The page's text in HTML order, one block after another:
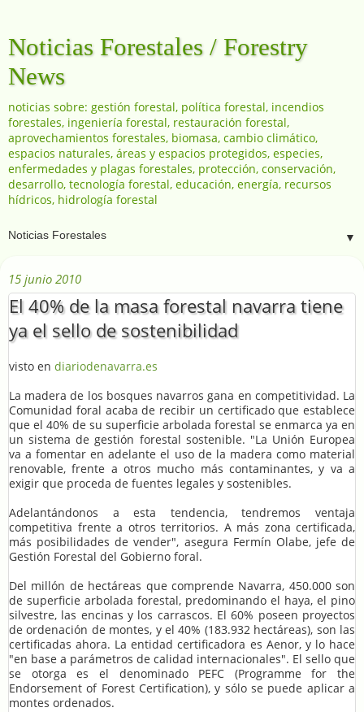
Noticias Forestales / Forestry
News
noticias sobre: gestión forestal, política forestal, incendios
forestales, ingeniería forestal, restauración forestal,
aprovechamientos forestales, biomasa, cambio climático,
espacios naturales, áreas y espacios protegidos, especies,
enfermedades y plagas forestales, protección, conservación,
desarrollo, tecnología forestal, educación, energía, recursos
hídricos, hidrología forestal
▼
15 junio 2010
El 40% de la masa forestal navarra tiene
ya el sello de sostenibilidad
visto en diariodenavarra.es
La madera de los bosques navarros gana en competitividad. La
Comunidad foral acaba de recibir un certificado que establece
que el 40% de su superficie arbolada forestal se enmarca ya en
un sistema de gestión forestal sostenible. "La Unión Europea
va a fomentar en adelante el uso de la madera como material
renovable, frente a otros mucho más contaminantes, y va a
exigir que proceda de fuentes legales y sostenibles.
Adelantándonos a esta tendencia, tendremos ventaja
competitiva frente a otros territorios. A más zona certificada,
más posibilidades de vender", asegura Fermín Olabe, jefe de
Gestión Forestal del Gobierno foral.
Del millón de hectáreas que comprende Navarra, 450.000 son
de superficie arbolada forestal, predominando el haya, el pino
silvestre, las encinas y los carrascos. El 60% poseen proyectos
de ordenación de montes, y el 40% (183.932 hectáreas), son las
certificadas ahora. La entidad certificadora es Aenor, y lo hace
"en base a parámetros de calidad internacionales". El sello que
se otorga es el denominado PEFC (Programme for the
Endorsement of Forest Certification), y sólo se puede aplicar a
montes ordenados.